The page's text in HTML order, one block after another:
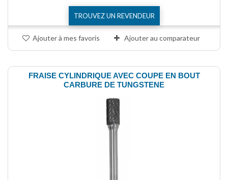
TROUVEZ UN REVENDEUR
Ajouter à mes favoris Ajouter au comparateur
FRAISE CYLINDRIQUE AVEC COUPE EN BOUT
CARBURE DE TUNGSTENE